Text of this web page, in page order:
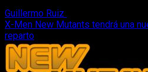
Guillermo Ruiz
X-Men New Mutants tendrá una
reparto